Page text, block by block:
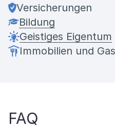
Versicherungen
Bildung
Geistiges Eigentum
Immobilien und
FAQ